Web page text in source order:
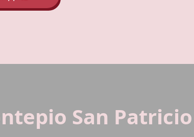
San Patricio